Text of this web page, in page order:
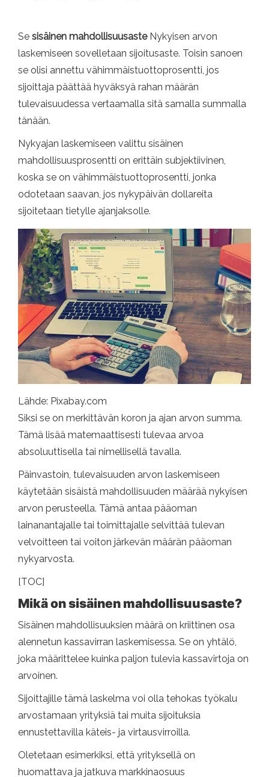
Se sisäinen mahdollisuusasteNykyisen arvon
laskemiseen sovelletaan sijoitusaste. Toisin sanoen
se olisi annettu vähimmäistuottoprosentti, jos
sijoittaja päättää hyväksyä rahan määrän
tulevaisuudessa vertaamalla sitä samalla summalla
tänään.
Nykyajan laskemiseen valittu sisäinen
mahdollisuusprosentti on erittäin subjektiivinen,
koska se on vähimmäistuottoprosentti, jonka
odotetaan saavan, jos nykypäivän dollareita
sijoitetaan tietylle ajanjaksolle.
Lähde: Pixabay.com
Siksi se on merkittävän koron ja ajan arvon summa.
Tämä lisää matemaattisesti tulevaa arvoa
absoluuttisella tai nimellisellä tavalla.
Päinvastoin, tulevaisuuden arvon laskemiseen
käytetään sisäistä mahdollisuuden määrää nykyisen
arvon perusteella. Tämä antaa pääoman
lainanantajalle tai toimittajalle selvittää tulevan
velvoitteen tai voiton järkevän määrän pääoman
nykyarvosta.
[TOC]
Mikä on sisäinen mahdollisuusaste?
Sisäinen mahdollisuuksien määrä on kriittinen osa
alennetun kassavirran laskemisessa. Se on yhtälö,
joka määrittelee kuinka paljon tulevia kassavirtoja on
arvoinen.
Sijoittajille tämä laskelma voi olla tehokas työkalu
arvostamaan yrityksiä tai muita sijoituksia
ennustettavilla käteis- ja virtausvirroilla.
Oletetaan esimerkiksi, että yrityksellä on
huomattava ja jatkuva markkinaosuus